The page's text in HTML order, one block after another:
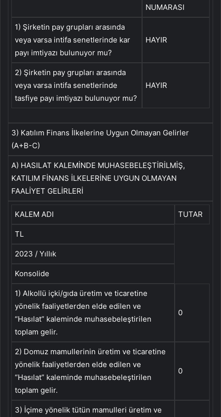
NUMARASI
1) Şirketin pay grupları arasında
veya varsa intifa senetlerinde kar
payı imtiyazı bulunuyor mu?
HAYIR
2) Şirketin pay grupları arasında
veya varsa intifa senetlerinde
tasfiye payı imtiyazı bulunuyor mu?
HAYIR
3) Katılım Finans İlkelerine Uygun Olmayan Gelirler
(A+B-C)
A) HASILAT KALEMİNDE MUHASEBELEŞTİRİLMİŞ,
KATILIM FİNANS İLKELERİNE UYGUN OLMAYAN
FAALİYET GELİRLERİ
KALEM ADI TUTAR
TL
2023 / Yıllık
Konsolide
1) Alkollü içki/gıda üretim ve ticaretine
yönelik faaliyetlerden elde edilen ve
“Hasılat” kaleminde muhasebeleştirilen
toplam gelir.
0
2) Domuz mamullerinin üretim ve ticaretine
yönelik faaliyetlerden elde edilen ve
“Hasılat” kaleminde muhasebeleştirilen
toplam gelir.
0
3) İçime yönelik tütün mamulleri üretim ve